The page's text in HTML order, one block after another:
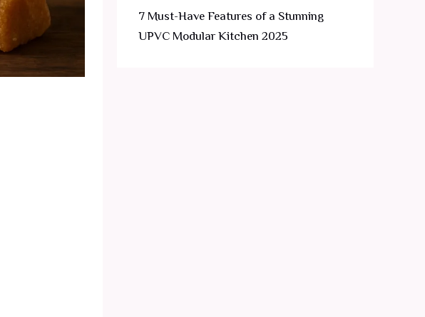
7 Must-Have Features of a Stunning
UPVC Modular Kitchen 2025